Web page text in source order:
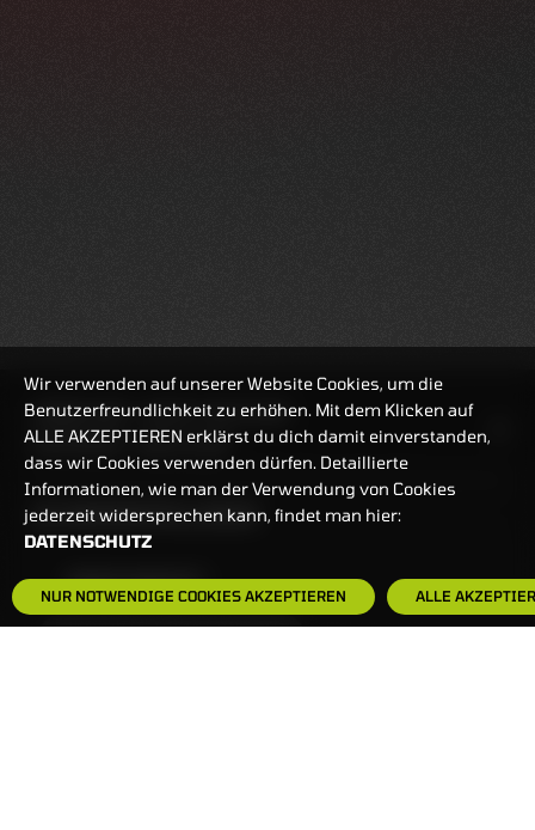
BANKEINSTELLUNGEN
HÄUFIG GESUCHT:
HANDELSZEIT
MO-FR: 7:30-23 UHR
ZERTIFIKATE
8:00-22 UHR
Wir verwenden auf unserer Website Cookies, um die
Benutzerfreundlichkeit zu erhöhen. Mit dem Klicken auf
ALLE AKZEPTIEREN erklärst du dich damit einverstanden,
dass wir Cookies verwenden dürfen. Detaillierte
Informationen, wie man der Verwendung von Cookies
jederzeit widersprechen kann, findet man hier:
DATENSCHUTZ
NUR NOTWENDIGE COOKIES AKZEPTIEREN ALLE